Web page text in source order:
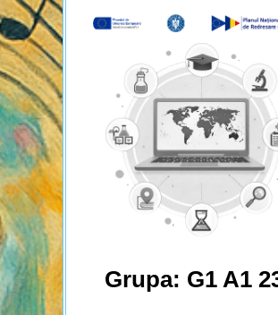
Grupa: G1 A1